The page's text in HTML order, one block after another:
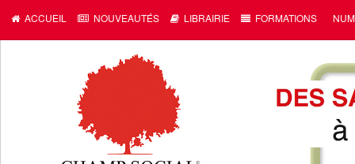
ACCUEIL NOUVEAUTÉS LIBRAIRIE FORMATIONS